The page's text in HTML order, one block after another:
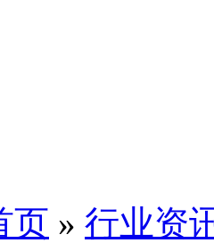
页 » 行业资